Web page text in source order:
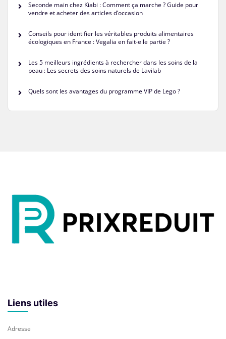
Seconde main chez Kiabi : Comment ça marche ? Guide pour
vendre et acheter des articles d’occasion
Conseils pour identifier les véritables produits alimentaires
écologiques en France : Vegalia en fait-elle partie ?
Les 5 meilleurs ingrédients à rechercher dans les soins de la
peau : Les secrets des soins naturels de Lavilab
Quels sont les avantages du programme VIP de Lego ?
Liens utiles
Adresse